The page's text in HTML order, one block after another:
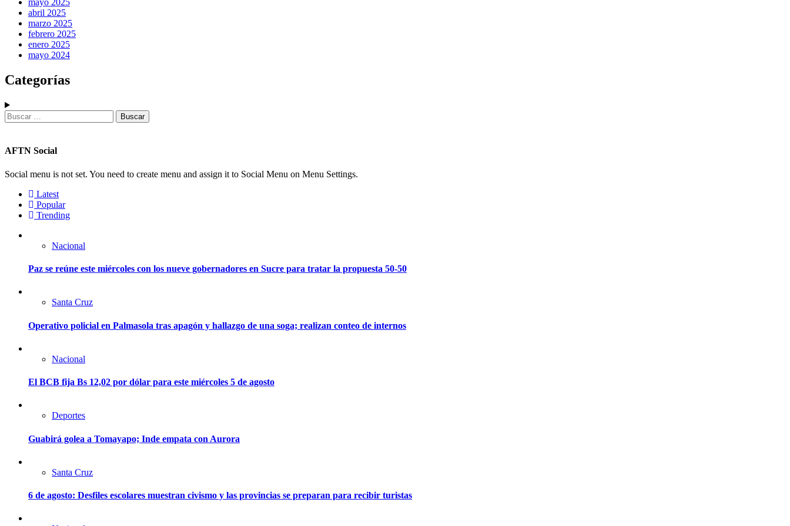
mayo 2025
abril 2025
marzo 2025
febrero 2025
enero 2025
mayo 2024
Categorías
Buscar:
AFTN Social
Social menu is not set. You need to create menu and assign it to Social Menu on Menu Settings.
Latest
Popular
Trending
Nacional
Paz se reúne este miércoles con los nueve gobernadores en Sucre para tratar la propuesta 50-50
Santa Cruz
Operativo policial en Palmasola tras apagón y hallazgo de una soga; realizan conteo de internos
Nacional
El BCB fija Bs 12,02 por dólar para este miércoles 5 de agosto
Deportes
Guabirá golea a Tomayapo; Inde empata con Aurora
Santa Cruz
6 de agosto: Desfiles escolares muestran civismo y las provincias se preparan para recibir turistas